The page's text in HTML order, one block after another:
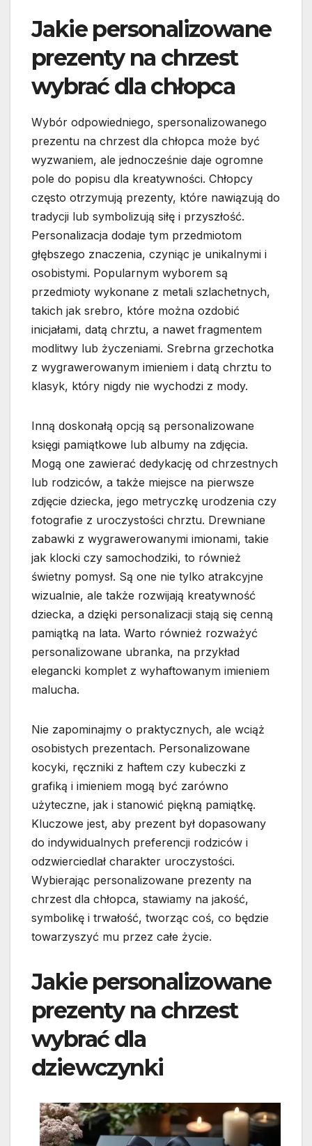
Jakie personalizowane
prezenty na chrzest
wybrać dla chłopca
Wybór odpowiedniego, spersonalizowanego
prezentu na chrzest dla chłopca może być
wyzwaniem, ale jednocześnie daje ogromne
pole do popisu dla kreatywności. Chłopcy
często otrzymują prezenty, które nawiązują do
tradycji lub symbolizują siłę i przyszłość.
Personalizacja dodaje tym przedmiotom
głębszego znaczenia, czyniąc je unikalnymi i
osobistymi. Popularnym wyborem są
przedmioty wykonane z metali szlachetnych,
takich jak srebro, które można ozdobić
inicjałami, datą chrztu, a nawet fragmentem
modlitwy lub życzeniami. Srebrna grzechotka
z wygrawerowanym imieniem i datą chrztu to
klasyk, który nigdy nie wychodzi z mody.
Inną doskonałą opcją są personalizowane
księgi pamiątkowe lub albumy na zdjęcia.
Mogą one zawierać dedykację od chrzestnych
lub rodziców, a także miejsce na pierwsze
zdjęcie dziecka, jego metryczkę urodzenia czy
fotografie z uroczystości chrztu. Drewniane
zabawki z wygrawerowanymi imionami, takie
jak klocki czy samochodziki, to również
świetny pomysł. Są one nie tylko atrakcyjne
wizualnie, ale także rozwijają kreatywność
dziecka, a dzięki personalizacji stają się cenną
pamiątką na lata. Warto również rozważyć
personalizowane ubranka, na przykład
elegancki komplet z wyhaftowanym imieniem
malucha.
Nie zapominajmy o praktycznych, ale wciąż
osobistych prezentach. Personalizowane
kocyki, ręczniki z haftem czy kubeczki z
grafiką i imieniem mogą być zarówno
użyteczne, jak i stanowić piękną pamiątkę.
Kluczowe jest, aby prezent był dopasowany
do indywidualnych preferencji rodziców i
odzwierciedlał charakter uroczystości.
Wybierając personalizowane prezenty na
chrzest dla chłopca, stawiamy na jakość,
symbolikę i trwałość, tworząc coś, co będzie
towarzyszyć mu przez całe życie.
Jakie personalizowane
prezenty na chrzest
wybrać dla
dziewczynki